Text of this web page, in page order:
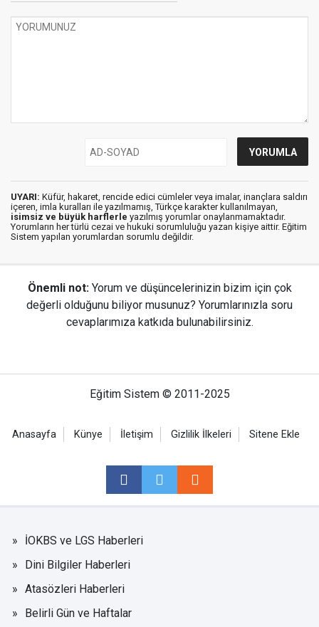
UYARI: Küfür, hakaret, rencide edici cümleler veya imalar, inançlara saldırı
içeren, imla kuralları ile yazılmamış, Türkçe karakter kullanılmayan,
isimsiz ve büyük harflerle yazılmış yorumlar onaylanmamaktadır.
Yorumların her türlü cezai ve hukuki sorumluluğu yazan kişiye aittir. Eğitim
Sistem yapılan yorumlardan sorumlu değildir.
Önemli not: Yorum ve düşüncelerinizin bizim için çok
değerli olduğunu biliyor musunuz? Yorumlarınızla soru
cevaplarımıza katkıda bulunabilirsiniz.
Eğitim Sistem © 2011-2025
Anasayfa Künye İletişim Gizlilik İlkeleri Sitene Ekle
İOKBS ve LGS Haberleri
Dini Bilgiler Haberleri
Atasözleri Haberleri
Belirli Gün ve Haftalar